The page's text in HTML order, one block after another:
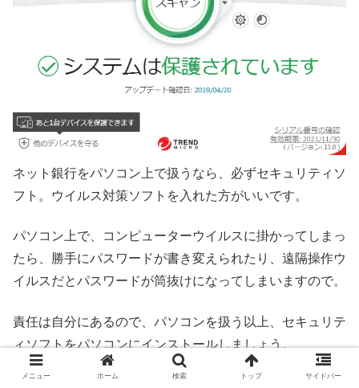
ネット銀行をパソコン上で扱うなら、必ずセキュリティソ
フト。ウイルス対策ソフトを入れた方がいいです。
パソコン上で、コンピューターウイルスに掛かってしまっ
たら、勝手にパスワードが書き変えられたり、遠隔操作ウ
イルスだとパスワードが筒抜けになってしまいますので。
責任は自分にあるので、パソコンを扱う以上、セキュリテ
ィソフトをパソコンにインストールしましょう。
メニュー ホーム 検索 トップ サイドバー